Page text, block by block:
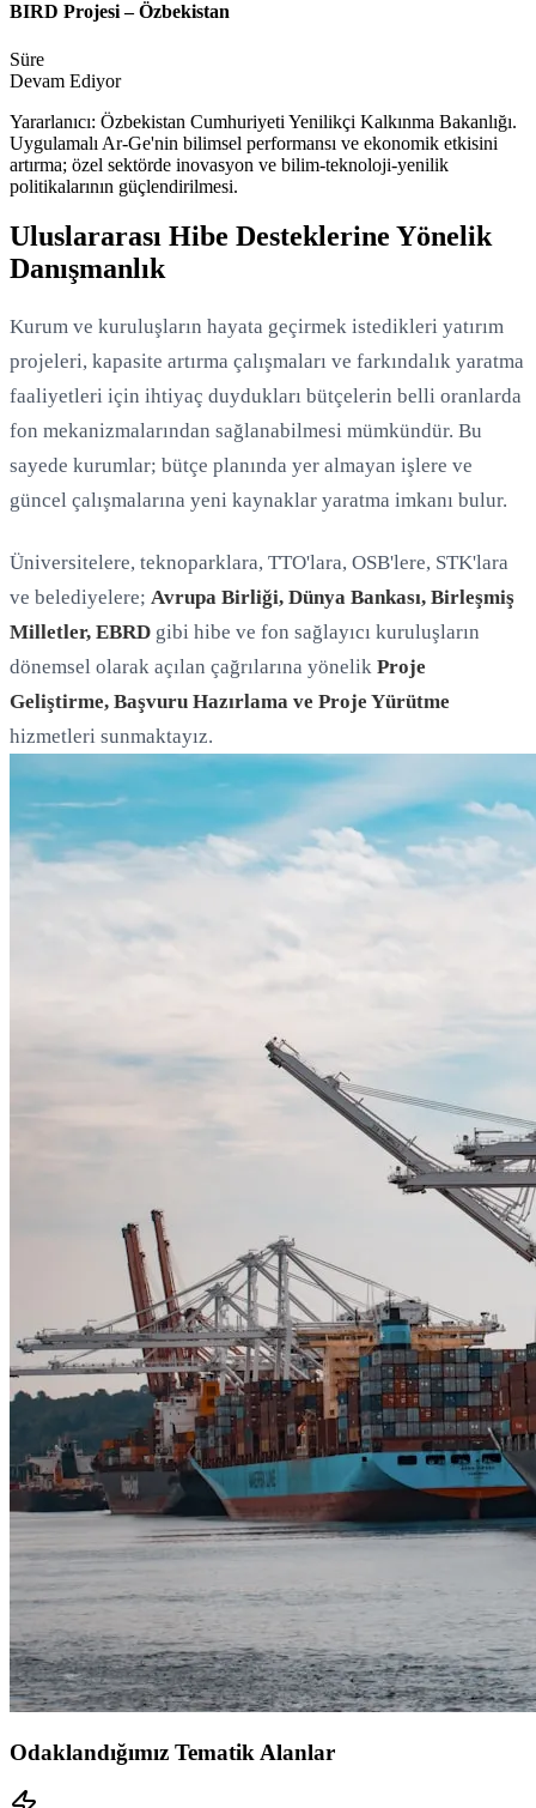
BIRD Projesi – Özbekistan
Süre
Devam Ediyor
Yararlanıcı: Özbekistan Cumhuriyeti Yenilikçi Kalkınma Bakanlığı.
Uygulamalı Ar-Ge'nin bilimsel performansı ve ekonomik etkisini
artırma; özel sektörde inovasyon ve bilim-teknoloji-yenilik
politikalarının güçlendirilmesi.
Uluslararası Hibe Desteklerine Yönelik
Danışmanlık
Kurum ve kuruluşların hayata geçirmek istedikleri yatırım
projeleri, kapasite artırma çalışmaları ve farkındalık yaratma
faaliyetleri için ihtiyaç duydukları bütçelerin belli oranlarda
fon mekanizmalarından sağlanabilmesi mümkündür. Bu
sayede kurumlar; bütçe planında yer almayan işlere ve
güncel çalışmalarına yeni kaynaklar yaratma imkanı bulur.
Üniversitelere, teknoparklara, TTO'lara, OSB'lere, STK'lara
ve belediyelere; Avrupa Birliği, Dünya Bankası, Birleşmiş
Milletler, EBRD gibi hibe ve fon sağlayıcı kuruluşların
dönemsel olarak açılan çağrılarına yönelik Proje
Geliştirme, Başvuru Hazırlama ve Proje Yürütme
hizmetleri sunmaktayız.
Odaklandığımız Tematik Alanlar